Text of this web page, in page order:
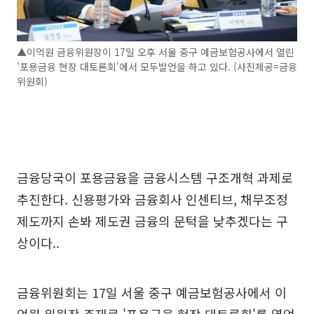
▲이억원 금융위원장이 17일 오후 서울 중구 예금보험공사에서 열린
'포용금융 현장 대토론회'에서 모두발언을 하고 있다. (사진제공=금융
위원회)
금융당국이 포용금융을 금융시스템 구조개혁 과제로
추진한다. 신용평가와 금융회사 인센티브, 채무조정
제도까지 손봐 제도권 금융의 문턱을 낮추겠다는 구
상이다..
금융위원회는 17일 서울 중구 예금보험공사에서 이